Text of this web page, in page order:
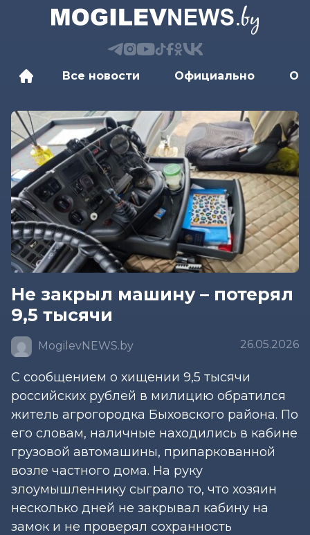
Все новости Официально
Не закрыл машину – потерял
9,5 тысячи
MogilevNEWS.by 26.05.2026
С сообщением о хищении 9,5 тысячи
российских рублей в милицию обратился
житель агрогородка Быховского района. По
его словам, наличные находились в кабине
грузовой автомашины, припаркованной
возле частного дома. На руку
злоумышленнику сыграло то, что хозяин
несколько дней не закрывал кабину на
замок и не проверял сохранность